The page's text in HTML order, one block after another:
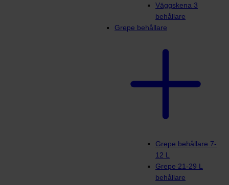
Väggskena 3
behållare
Grepe behållare
Grepe behållare 7-
12 L
Grepe 21-29 L
behållare